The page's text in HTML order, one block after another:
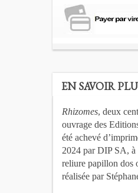
EN SAVOIR
Rhizomes, deux
ouvrage des
été achevé
2024 par DIP SA, à
reliure papillon dos
réalisée par